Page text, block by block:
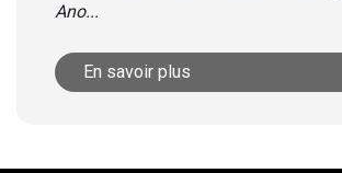
Ano...
En savoir plus